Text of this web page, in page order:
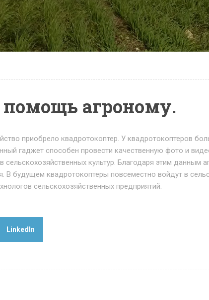
помощь агроному.
приобрело квадротокоптер. У квадротокоптеров
гаджет способен провести качественную фото и
культур. Благодаря этим данным
В будущем квадротокоптеры повсеместно войдут в
сельскохозяйственных предприятий.
LinkedIn